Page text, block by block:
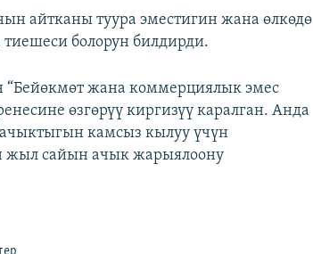
айтканы туура эместигин жана өлкөдө
болорун билдирди.
“Бейөкмөт жана коммерциялык эмес
өзгөрүү киргизүү каралган. Анда
камсыз кылуу үчүн
жыл сайын ачык жарыялоону